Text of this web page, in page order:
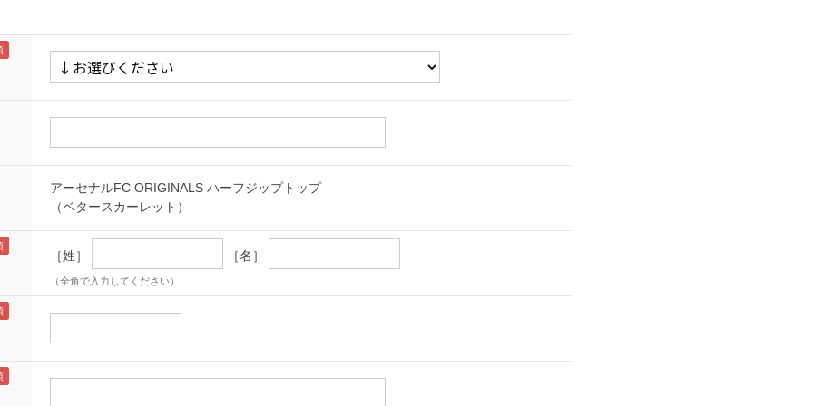
アーセナルFC ORIGINALS ハーフジップトップ
（ベタースカーレット）
［姓］ ［名］
（全角で入力してください）